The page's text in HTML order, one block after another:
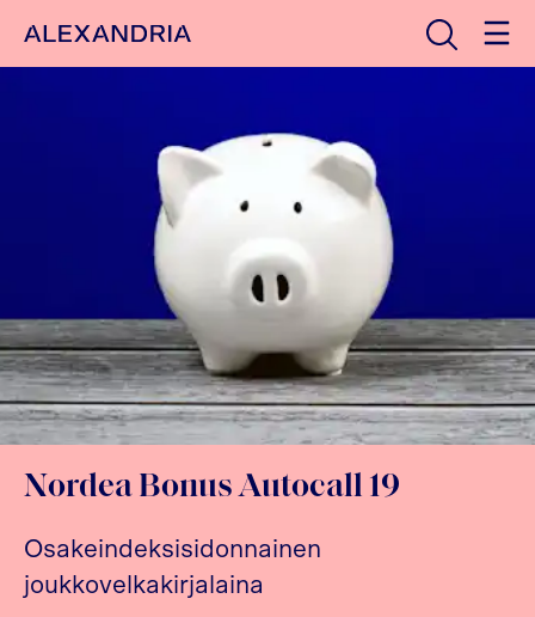
Etusivulle Avaa haku
Nordea Bonus Autocall 19
Osakeindeksisidonnainen
joukkovelkakirjalaina